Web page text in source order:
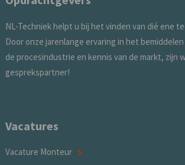
NL-Techniek helpt u bij het vinden van dié ene
Door onze jarenlange ervaring in het
de procesindustrie en kennis van de markt, zijn
gesprekspartner!
Vacatures
Vacature Monteur